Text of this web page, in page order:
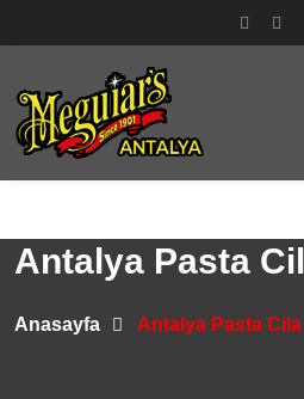
Antalya Pasta
Anasayfa Antalya Pasta Cila